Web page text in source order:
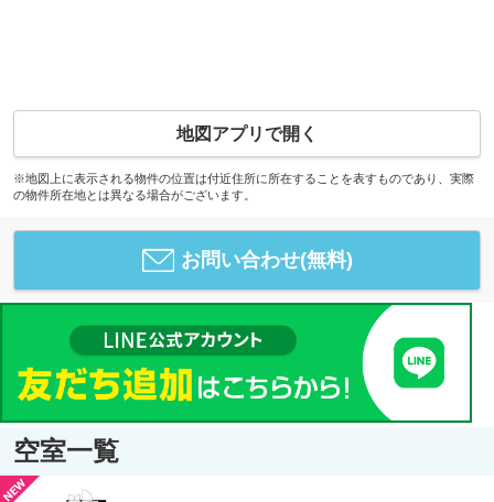
地図アプリで開く
※地図上に表示される物件の位置は付近住所に所在することを表すものであり、実際
の物件所在地とは異なる場合がございます。
お問い合わせ(無料)
空室一覧